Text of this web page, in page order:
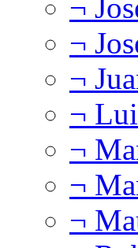
¬
¬
¬
¬
¬
¬
¬